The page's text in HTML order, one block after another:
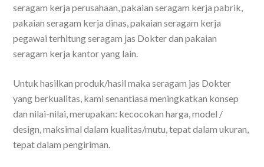
seragam kerja perusahaan, pakaian seragam kerja pabrik,
pakaian seragam kerja dinas, pakaian seragam kerja
pegawai terhitung seragam jas Dokter dan pakaian
seragam kerja kantor yang lain.
Untuk hasilkan produk/hasil maka seragam jas Dokter
yang berkualitas, kami senantiasa meningkatkan konsep
dan nilai-nilai, merupakan: kecocokan harga, model /
design, maksimal dalam kualitas/mutu, tepat dalam ukuran,
tepat dalam pengiriman.